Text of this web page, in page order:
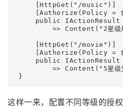
     [HttpGet("/music")]
[Authorize(Policy =
public IActionResult
=> Content("2星级
     [HttpGet("/movie")]
[Authorize(Policy =
public IActionResult
=> Content("5星级
}
这样一来，配置不同等级的授权